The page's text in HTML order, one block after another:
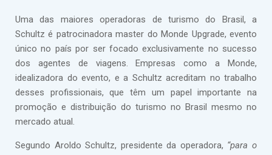
Uma das maiores operadoras de turismo do Brasil, a
Schultz é patrocinadora master do Monde Upgrade, evento
único no país por ser focado exclusivamente no sucesso
dos agentes de viagens. Empresas como a Monde,
idealizadora do evento, e a Schultz acreditam no trabalho
desses profissionais, que têm um papel importante na
promoção e distribuição do turismo no Brasil mesmo no
mercado atual.
Segundo Aroldo Schultz, presidente da operadora, “para o